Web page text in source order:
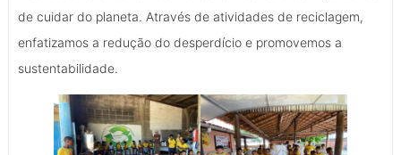
de cuidar do planeta. Através de atividades de reciclagem,
enfatizamos a redução do desperdício e promovemos a
sustentabilidade.